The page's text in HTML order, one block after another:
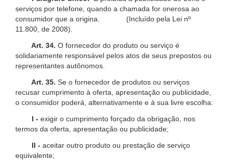
serviços por telefone, quando a chamada for onerosa ao
consumidor que a origina. (Incluído pela Lei nº
11.800, de 2008).
Art. 34. O fornecedor do produto ou serviço é
solidariamente responsável pelos atos de seus prepostos ou
representantes autônomos.
Art. 35. Se o fornecedor de produtos ou serviços
recusar cumprimento à oferta, apresentação ou publicidade,
o consumidor poderá, alternativamente e à sua livre escolha:
I - exigir o cumprimento forçado da obrigação, nos
termos da oferta, apresentação ou publicidade;
II - aceitar outro produto ou prestação de serviço
equivalente;